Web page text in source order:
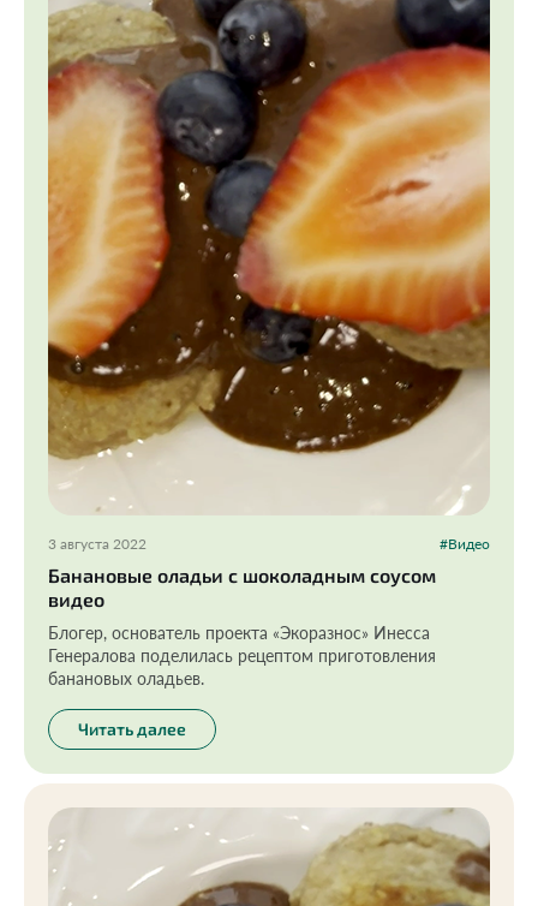
3 августа 2022 #Видео
Банановые оладьи с шоколадным соусом
видео
Блогер, основатель проекта «Экоразнос» Инесса
Генералова поделилась рецептом приготовления
банановых оладьев.
Читать далее